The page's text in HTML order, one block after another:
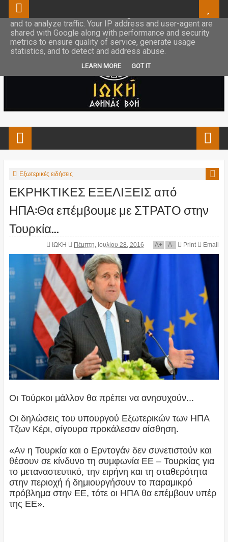
Εξωτερικές ειδήσεις
ΕΚΡΗΚΤΙΚΕΣ ΕΞΕΛΙΞΕΙΣ από
ΗΠΑ:Θα επέμβουμε με ΣΤΡΑΤΟ στην
Τουρκία...
ΙΩΚΗ Πέμπτη, Ιουλίου 28, 2016 A+ A- Print Email
Οι Τούρκοι μάλλον θα πρέπει να ανησυχούν...
Οι δηλώσεις του υπουργού Εξωτερικών των ΗΠΑ
Τζων Κέρι, σίγουρα προκάλεσαν αίσθηση.
«Αν η Τουρκία και ο Ερντογάν δεν συνετιστούν και
θέσουν σε κίνδυνο τη συμφωνία ΕΕ – Τουρκίας για
το μεταναστευτικό, την ειρήνη και τη σταθερότητα
στην περιοχή ή δημιουργήσουν το παραμικρό
πρόβλημα στην ΕΕ, τότε οι ΗΠΑ θα επέμβουν υπέρ
της ΕΕ».
This site uses cookies from Google to deliver its services
and to analyze traffic. Your IP address and user-agent are
shared with Google along with performance and security
metrics to ensure quality of service, generate usage
statistics, and to detect and address abuse.
LEARN MORE GOT IT